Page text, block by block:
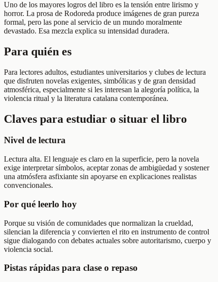
Uno de los mayores logros del libro es la tensión entre lirismo y
horror. La prosa de Rodoreda produce imágenes de gran pureza
formal, pero las pone al servicio de un mundo moralmente
devastado. Esa mezcla explica su intensidad duradera.
Para quién es
Para lectores adultos, estudiantes universitarios y clubes de lectura
que disfruten novelas exigentes, simbólicas y de gran densidad
atmosférica, especialmente si les interesan la alegoría política, la
violencia ritual y la literatura catalana contemporánea.
Claves para estudiar o situar el libro
Nivel de lectura
Lectura alta. El lenguaje es claro en la superficie, pero la novela
exige interpretar símbolos, aceptar zonas de ambigüedad y sostener
una atmósfera asfixiante sin apoyarse en explicaciones realistas
convencionales.
Por qué leerlo hoy
Porque su visión de comunidades que normalizan la crueldad,
silencian la diferencia y convierten el rito en instrumento de control
sigue dialogando con debates actuales sobre autoritarismo, cuerpo y
violencia social.
Pistas rápidas para clase o repaso